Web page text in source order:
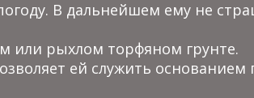
В дальнейшем ему не
или рыхлом торфяном грунте.
ей служить основанием